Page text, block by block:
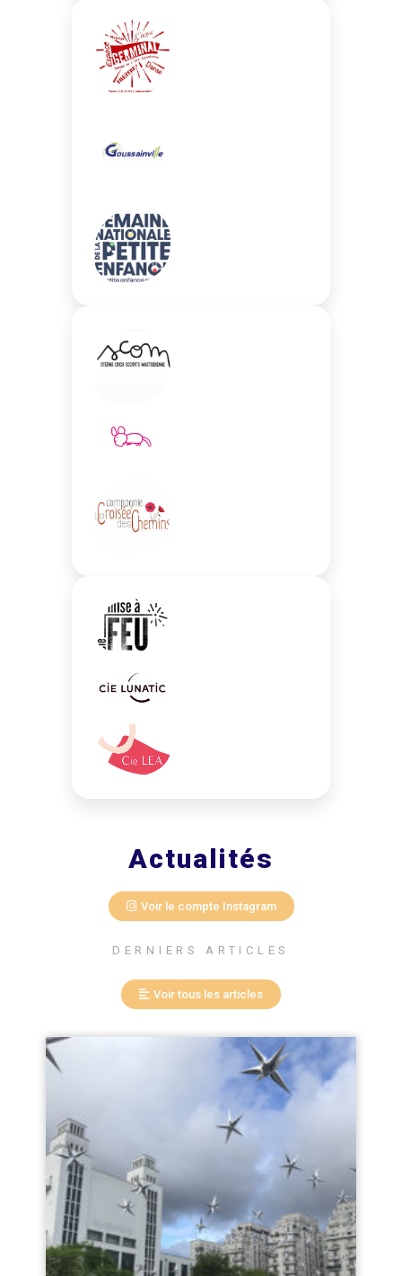
Actualités
Voir le compte Instagram
DERNIERS ARTICLES
Voir tous les articles